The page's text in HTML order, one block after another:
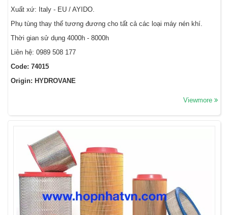
Xuất xứ: Italy - EU / AYIDO.
Phụ tùng thay thế tương đương cho tất cả các loại máy nén khí.
Thời gian sử dụng 4000h - 8000h
Liên hệ: 0989 508 177
Code: 74015
Origin: HYDROVANE
Viewmore